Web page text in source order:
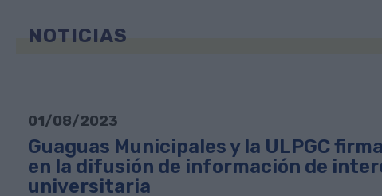
NOTICIAS
01/08/2023
Guaguas Municipales y la ULPGC
en la difusión de información de
universitaria